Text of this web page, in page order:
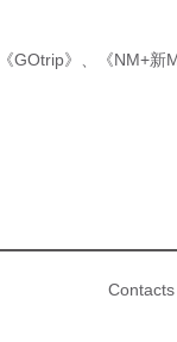
《GOtrip》 《NM+新
Contacts